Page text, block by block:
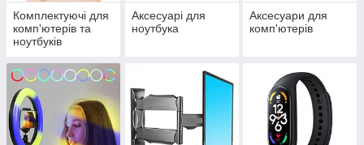
Комплектуючі для
комп'ютерів та
ноутбуків
Аксесуарі для
ноутбука
Аксесуари для
комп'ютерів